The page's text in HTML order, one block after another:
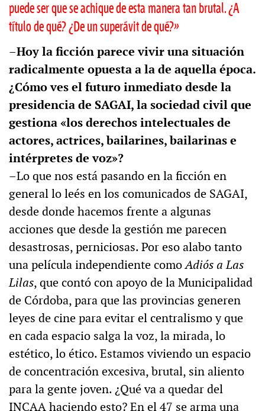
puede ser que se achique de esta manera tan brutal. ¿A
título de qué? ¿De un superávit de qué?»
–Hoy la ficción parece vivir una situación
radicalmente opuesta a la de aquella época.
¿Cómo ves el futuro inmediato desde la
presidencia de SAGAI, la sociedad civil que
gestiona «los derechos intelectuales de
actores, actrices, bailarines, bailarinas e
intérpretes de voz»?
–Lo que nos está pasando en la ficción en
general lo leés en los comunicados de SAGAI,
desde donde hacemos frente a algunas
acciones que desde la gestión me parecen
desastrosas, perniciosas. Por eso alabo tanto
una película independiente comoAdiós a Las
Lilas, que contó con apoyo de la Municipalidad
de Córdoba, para que las provincias generen
leyes de cine para evitar el centralismo y que
en cada espacio salga la voz, la mirada, lo
estético, lo ético. Estamos viviendo un espacio
de concentración excesiva, brutal, sin aliento
para la gente joven. ¿Qué va a quedar del
INCAA haciendo esto? En el 47 se arma una